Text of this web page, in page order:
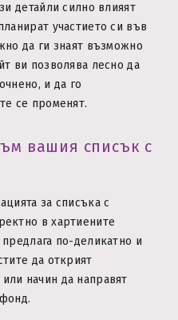
детайли силно влияят
участието си във
да ги знаят възможно
ви позволява лесно да
и да го
се променят.
вашия списък с
за списъка с
в хартиените
по-деликатно и
да открият
начин да направят